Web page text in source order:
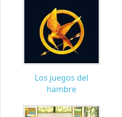
Los juegos del
hambre